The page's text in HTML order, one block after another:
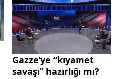
Gazze’ye “kıyamet
savaşı” hazırlığı mı?